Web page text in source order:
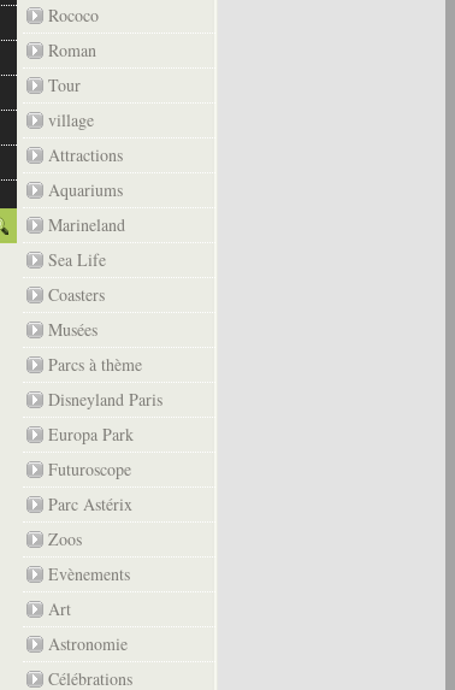
Rococo
Roman
Tour
village
Attractions
Aquariums
Marineland
Sea Life
Coasters
Musées
Parcs à thème
Disneyland Paris
Europa Park
Futuroscope
Parc Astérix
Zoos
Evènements
Art
Astronomie
Célébrations